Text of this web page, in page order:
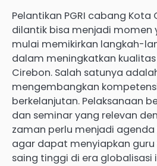
Pelantikan PGRI cabang Kota
dilantik bisa menjadi momen
mulai memikirkan langkah-
dalam meningkatkan
Cirebon. Salah satunya
mengembangkan
berkelanjutan. Pelaksanaan
dan seminar yang relevan
zaman perlu menjadi agenda
agar dapat menyiapkan
saing tinggi di era globalisasi